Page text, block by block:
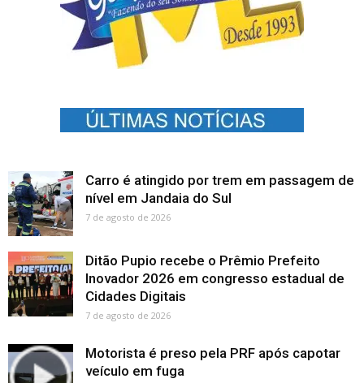
Carro é atingido por trem em passagem de
nível em Jandaia do Sul
7 de agosto de 2026
Ditão Pupio recebe o Prêmio Prefeito
Inovador 2026 em congresso estadual de
Cidades Digitais
7 de agosto de 2026
Motorista é preso pela PRF após capotar
veículo em fuga